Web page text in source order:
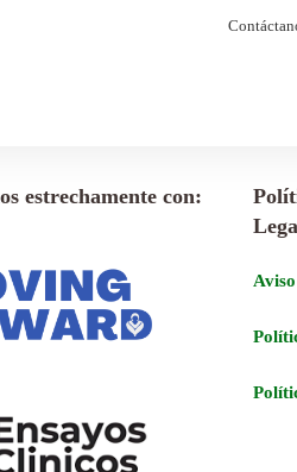
estrechamente con: